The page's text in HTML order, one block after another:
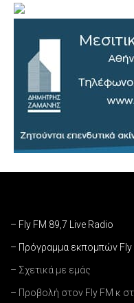
– Fly FM 89,7 Live Radio
– Πρόγραμμα εκπομπών Fly
– Σχετικά με εμάς
– Προβολή στον Fly FM κ